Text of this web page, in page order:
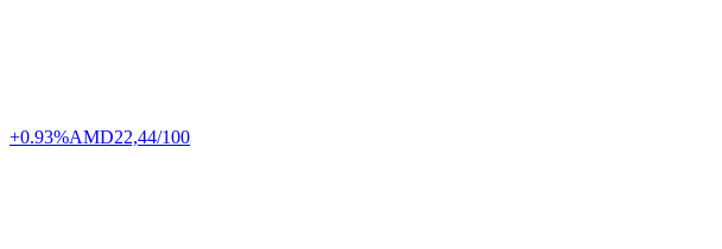
+0.93%AMD22,44/100